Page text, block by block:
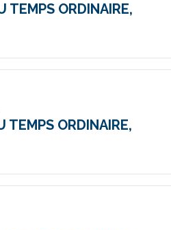
TEMPS ORDINAIRE,
TEMPS ORDINAIRE,